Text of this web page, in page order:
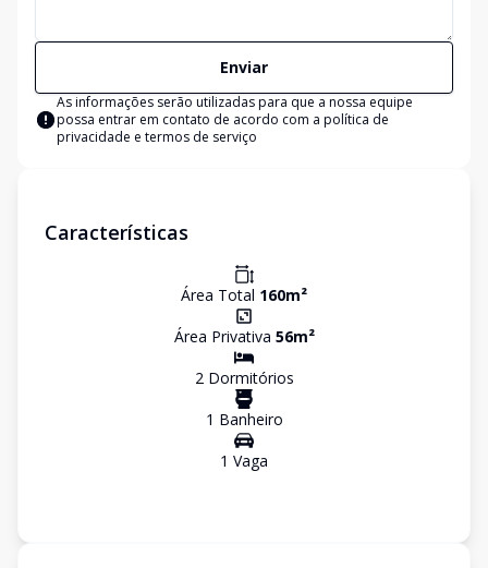
Enviar
As informações serão utilizadas para que a nossa equipe
possa entrar em contato de acordo com a política de
privacidade e termos de serviço
Características
Área Total 160m²
Área Privativa 56m²
2Dormitórios
1 Banheiro
1 Vaga